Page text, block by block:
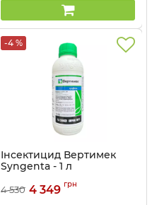
-4 %
Інсектицид Вертимек
Syngenta - 1 л
4 530 4 349 грн